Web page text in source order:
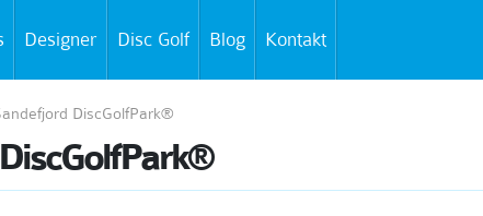
Designer Disc Golf Blog Kontakt
DiscGolfPark®